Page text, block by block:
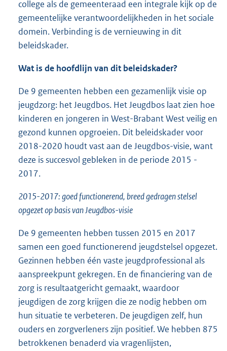
college als de gemeenteraad een integrale kijk op de
gemeentelijke verantwoordelijkheden in het sociale
domein. Verbinding is de vernieuwing in dit
beleidskader.
Wat is de hoofdlijn van dit beleidskader?
De 9 gemeenten hebben een gezamenlijk visie op
jeugdzorg: het Jeugdbos. Het Jeugdbos laat zien hoe
kinderen en jongeren in West-Brabant West veilig en
gezond kunnen opgroeien. Dit beleidskader voor
2018-2020 houdt vast aan de Jeugdbos-visie, want
deze is succesvol gebleken in de periode 2015 -
2017.
2015-2017: goed functionerend, breed gedragen stelsel
opgezet op basis van Jeugdbos-visie
De 9 gemeenten hebben tussen 2015 en 2017
samen een goed functionerend jeugdstelsel opgezet.
Gezinnen hebben één vaste jeugdprofessional als
aanspreekpunt gekregen. En de financiering van de
zorg is resultaatgericht gemaakt, waardoor
jeugdigen de zorg krijgen die ze nodig hebben om
hun situatie te verbeteren. De jeugdigen zelf, hun
ouders en zorgverleners zijn positief. We hebben 875
betrokkenen benaderd via vragenlijsten,